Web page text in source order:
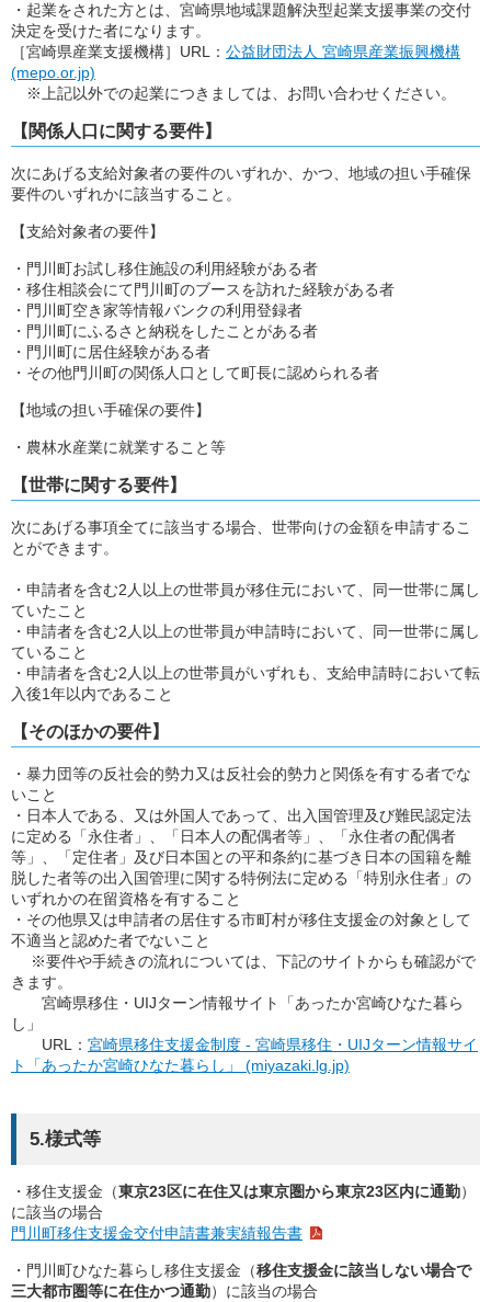
・起業をされた方とは、宮崎県地域課題解決型起業支援事業の交付
決定を受けた者になります。
［宮崎県産業支援機構］URL： 公益財団法人 宮崎県産業振興機構
(mepo.or.jp)
※上記以外での起業につきましては、お問い合わせください。
【関係人口に関する要件】
次にあげる支給対象者の要件のいずれか、かつ、地域の担い手確保
要件のいずれかに該当すること。
【支給対象者の要件】
・門川町お試し移住施設の利用経験がある者
・移住相談会にて門川町のブースを訪れた経験がある者
・門川町空き家等情報バンクの利用登録者
・門川町にふるさと納税をしたことがある者
・門川町に居住経験がある者
・その他門川町の関係人口として町長に認められる者
【地域の担い手確保の要件】
・農林水産業に就業すること等
【世帯に関する要件】
次にあげる事項全てに該当する場合、世帯向けの金額を申請するこ
とができます。
・申請者を含む2人以上の世帯員が移住元において、同一世帯に属し
ていたこと
・申請者を含む2人以上の世帯員が申請時において、同一世帯に属し
ていること
・申請者を含む2人以上の世帯員がいずれも、支給申請時において転
入後1年以内であること
【そのほかの要件】
・暴力団等の反社会的勢力又は反社会的勢力と関係を有する者でな
いこと
・日本人である、又は外国人であって、出入国管理及び難民認定法
に定める「永住者」、「日本人の配偶者等」、「永住者の配偶者
等」、「定住者」及び日本国との平和条約に基づき日本の国籍を離
脱した者等の出入国管理に関する特例法に定める「特別永住者」の
いずれかの在留資格を有すること
・その他県又は申請者の居住する市町村が移住支援金の対象として
不適当と認めた者でないこと
※要件や手続きの流れについては、下記のサイトからも確認がで
きます。
宮崎県移住・UIJターン情報サイト「あったか宮崎ひなた暮ら
し」
URL： 宮崎県移住支援金制度 - 宮崎県移住・UIJターン情報サイ
ト「あったか宮崎ひなた暮らし」 (miyazaki.lg.jp)
5.様式等
・移住支援金（東京23区に在住又は東京圏から東京23区内に通勤）
に該当の場合
門川町移住支援金交付申請書兼実績報告書
・門川町ひなた暮らし移住支援金（移住支援金に該当しない場合で
三大都市圏等に在住かつ通勤）に該当の場合